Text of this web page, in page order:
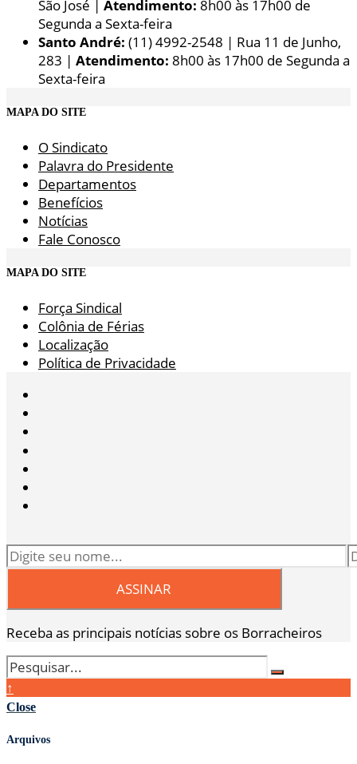
São José | Atendimento: 8h00 às 17h00 de
Segunda a Sexta-feira
Santo André: (11) 4992-2548 | Rua 11 de Junho,
283 | Atendimento: 8h00 às 17h00 de Segunda a
Sexta-feira
MAPA DO SITE
O Sindicato
Palavra do Presidente
Departamentos
Benefícios
Notícias
Fale Conosco
MAPA DO SITE
Força Sindical
Colônia de Férias
Localização
Política de Privacidade
Receba as principais notícias sobre os Borracheiros
↑
Close
Arquivos